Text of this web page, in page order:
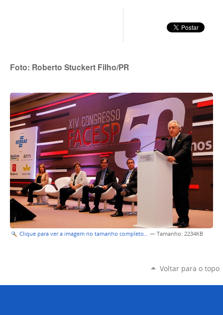
Foto: Roberto Stuckert Filho/PR
Clique para ver a imagem no tamanho completo… — Tamanho: 2234KB
Voltar para o topo